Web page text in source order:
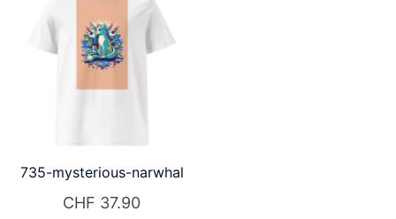
735-mysterious-narwhal
CHF 37.90